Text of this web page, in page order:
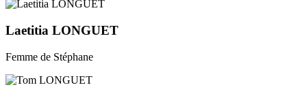
Laetitia LONGUET
Femme de Stéphane